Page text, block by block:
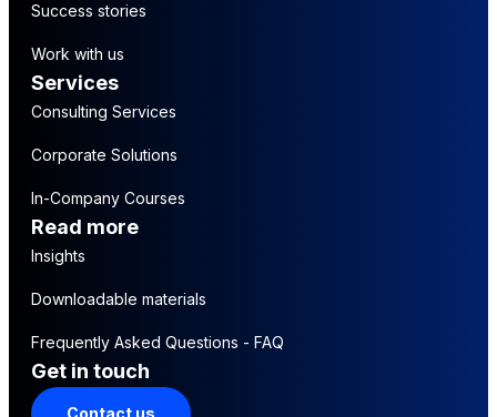
Success stories
Work with us
Services
Consulting Services
Corporate Solutions
In-Company Courses
Read more
Insights
Downloadable materials
Frequently Asked Questions - FAQ
Get in touch
Contact us